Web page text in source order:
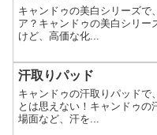
キャンドゥの美白シリーズで
ア？キャンドゥの美白シリー
けど、高価な化...
汗取りパッド
キャンドゥの汗取りパッドで
とは思えない！キャンドゥ
場面など、汗を...